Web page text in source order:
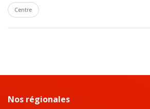
Centre
Nos régionales